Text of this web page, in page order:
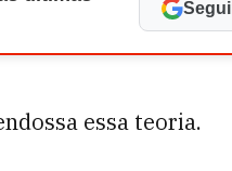
essa teoria.